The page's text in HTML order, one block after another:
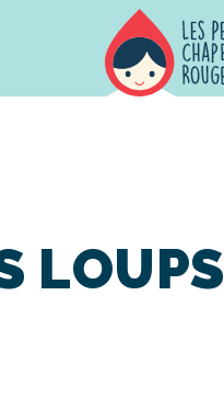
LOUPS